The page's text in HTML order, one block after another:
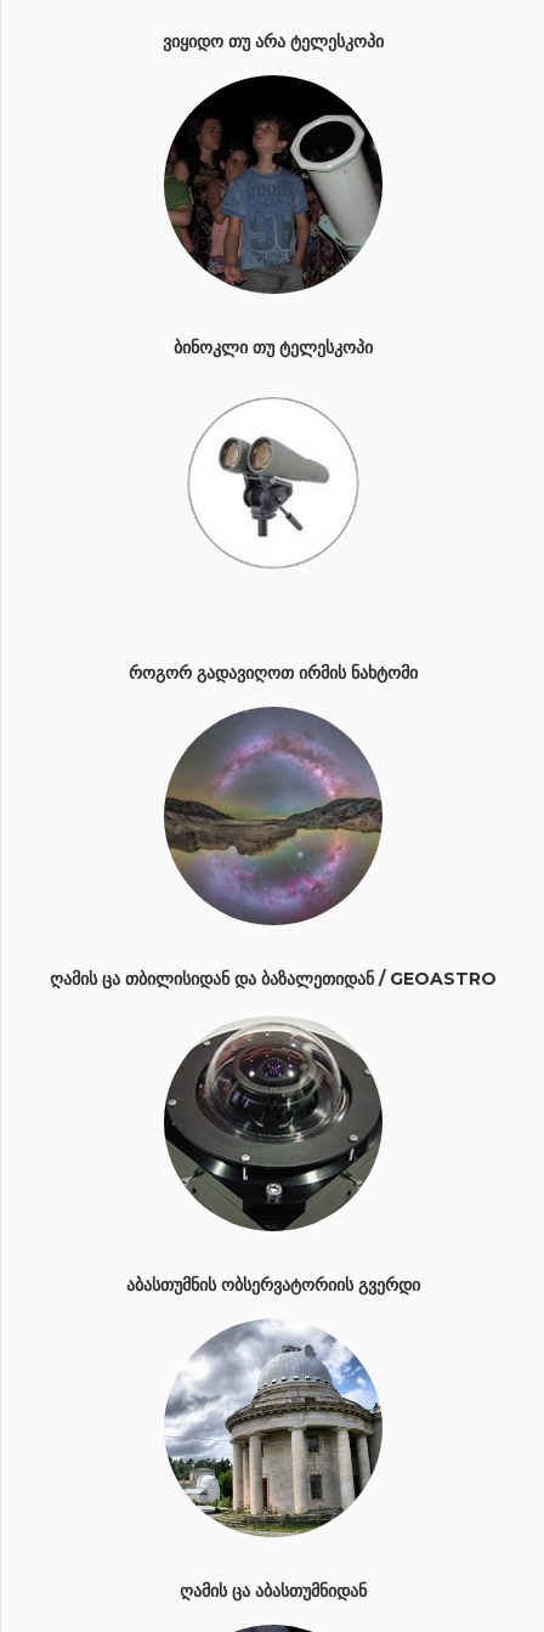
ᲕᲘᲧᲘᲓᲝ ᲗᲣ ᲐᲠᲐ ᲢᲔᲚᲔᲡᲙᲝᲞᲘ
ᲑᲘᲜᲝᲙᲚᲘ ᲗᲣ ᲢᲔᲚᲔᲡᲙᲝᲞᲘ
ᲠᲝᲒᲝᲠ ᲒᲐᲓᲐᲕᲘᲦᲝᲗ ᲘᲠᲛᲘᲡ ᲜᲐᲮᲢᲝᲛᲘ
ᲦᲐᲛᲘᲡ ᲪᲐ ᲗᲑᲘᲚᲘᲡᲘᲓᲐᲜ ᲓᲐ ᲑᲐᲖᲐᲚᲔᲗᲘᲓᲐᲜ / GEOASTRO
ᲐᲑᲐᲡᲗᲣᲛᲜᲘᲡ ᲝᲑᲡᲔᲠᲕᲐᲢᲝᲠᲘᲘᲡ ᲒᲕᲔᲠᲓᲘ
ᲦᲐᲛᲘᲡ ᲪᲐ ᲐᲑᲐᲡᲗᲣᲛᲜᲘᲓᲐᲜ